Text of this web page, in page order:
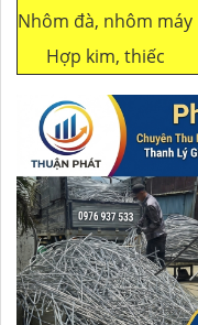
Nhôm đà, nhôm máy
Hợp kim, thiếc